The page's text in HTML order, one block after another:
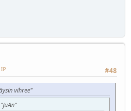
#48
vihree"